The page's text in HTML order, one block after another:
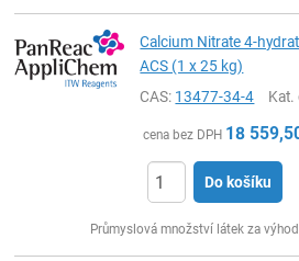
Calcium Nitrate 4-
ACS (1 x 25 kg)
CAS: 13477-34-4 Kat.
cena bez DPH 18
Do košíku
Průmyslová množství látek za